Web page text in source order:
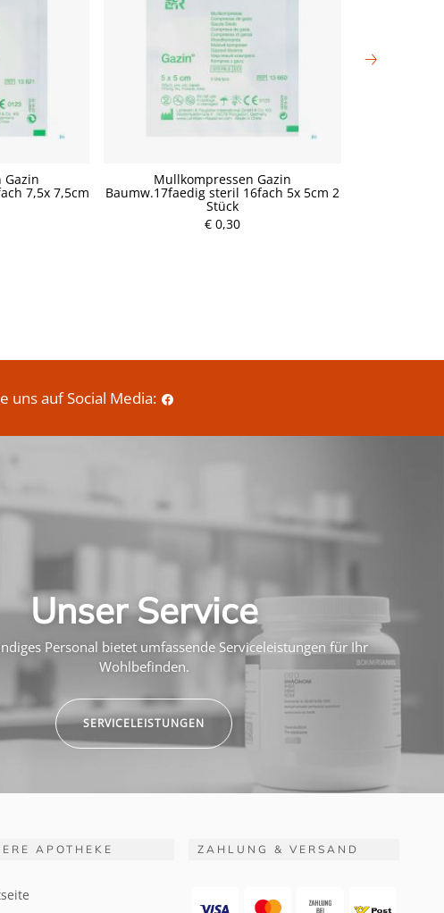
Gazin
7,5x 7,5cm
Mullkompressen Gazin
Baumw.17faedig steril 16fach 5x 5cm 2
Stück
€ 0,30r
uns auf Social Media:
Unser Service
Personal bietet umfassende Serviceleistungen für Ihr
Wohlbefinden.
SERVICELEISTUNGEN
APOTHEKE ZAHLUNG & VERSAND